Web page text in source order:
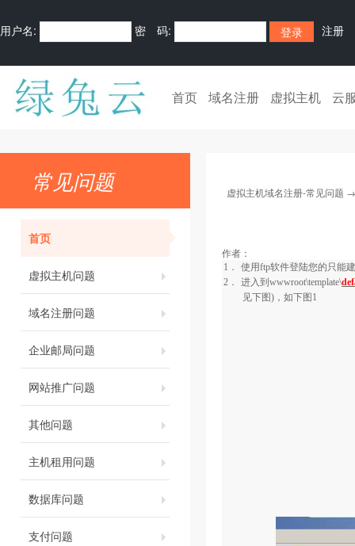
用户名: 密 码: 注册
首页 域名注册 虚拟主机 云
常见问题
首页
虚拟主机问题
域名注册问题
企业邮局问题
网站推广问题
其他问题
主机租用问题
数据库问题
支付问题
虚拟主机域名注册-常见问题
作者：
1． 使用ftp软件登陆您的只能
2．
进入到 wwwroot\template\
见下图)，如下图 1